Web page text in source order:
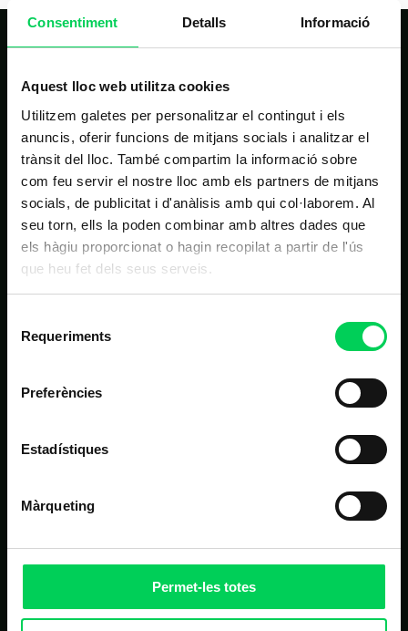
Consentiment Detalls Informació
Aquest lloc web utilitza cookies
Utilitzem galetes per personalitzar el contingut i els
anuncis, oferir funcions de mitjans socials i analitzar el
trànsit del lloc. També compartim la informació sobre
com feu servir el nostre lloc amb els partners de mitjans
socials, de publicitat i d'anàlisis amb qui col·laborem. Al
seu torn, ells la poden combinar amb altres dades que
els hàgiu proporcionat o hagin recopilat a partir de l'ús
que heu fet dels seus serveis.
Requeriments
Preferències
Estadístiques
Màrqueting
Permet-les totes
Estudis
Nosaltres
Noticies
ALTRES LINKS D'INTERÈS
Campus virtual
FAQ
Homologació de proveïdors